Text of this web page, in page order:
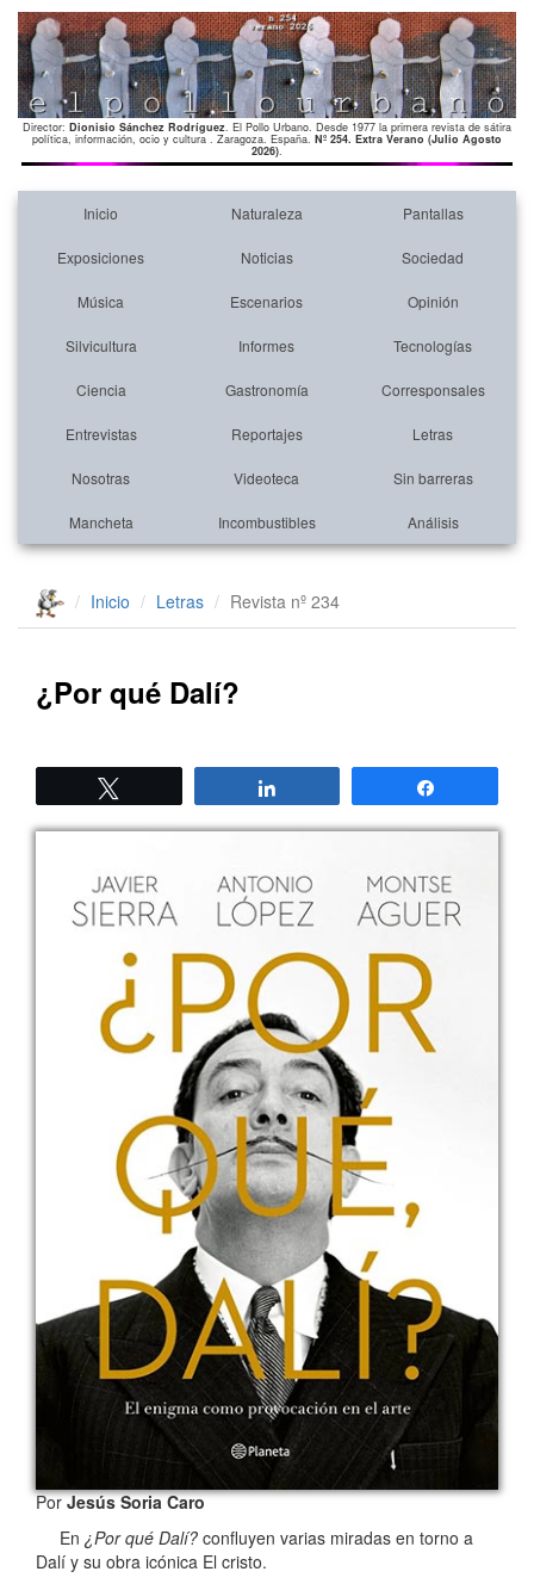
Director: Dionisio Sánchez Rodríguez. El Pollo Urbano. Desde 1977 la primera revista de sátira
política, información, ocio y cultura . Zaragoza. España. Nº 254. Extra Verano (Julio Agosto
2026).
Inicio Naturaleza Pantallas
Exposiciones Noticias Sociedad
Música Escenarios Opinión
Silvicultura Informes Tecnologías
Ciencia Gastronomía Corresponsales
Entrevistas Reportajes Letras
Nosotras Videoteca Sin barreras
Mancheta Incombustibles Análisis
Inicio Letras Revista nº 234
¿Por qué Dalí?
PorJesús Soria Caro
En ¿Por qué Dalí? confluyen varias miradas en torno a
Dalí y su obra icónica El cristo.